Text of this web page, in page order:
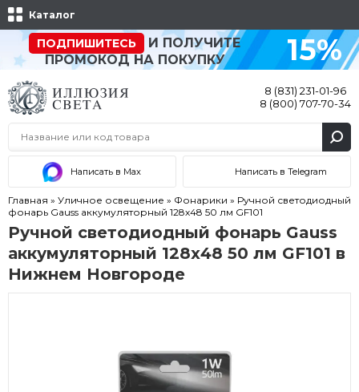
Каталог
ПОДПИШИТЕСЬ
И ПОЛУЧИТЕ
ПРОМОКОД НА ПОКУПКУ
15%
8 (831) 231-01-96
8 (800) 707-70-34
Написать в Max Написать в Telegram
Главная » Уличное освещение » Фонарики » Ручной светодиодный
фонарь Gauss аккумуляторный 128х48 50 лм GF101
Ручной светодиодный фонарь Gauss
аккумуляторный 128х48 50 лм GF101 в
Нижнем Новгороде